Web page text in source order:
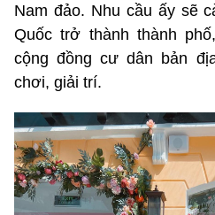
Nam đảo. Nhu cầu ấy sẽ
Quốc trở thành thành
cộng đồng cư dân bản
chơi, giải trí.